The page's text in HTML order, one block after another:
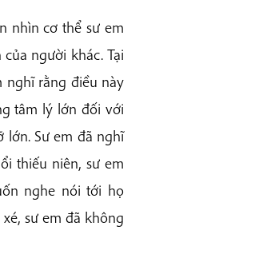
nhìn cơ thể sư em
người khác. Tại
nghĩ rằng điều này
tâm lý lớn đối với
lớn. Sư em đã nghĩ
thiếu niên, sư em
nghe nói tới họ
sư em đã không